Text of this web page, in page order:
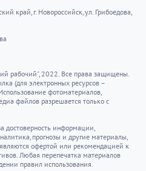
край, г. Новороссийск, ул. Грибоедова,
рабочий", 2022. Все права защищены.
(для электронных ресурсов –
фотоматериалов,
файлов разрешается только с
достоверность информации,
прогнозы и другие материалы,
офертой или рекомендацией к
Любая перепечатка материалов
правил использования.